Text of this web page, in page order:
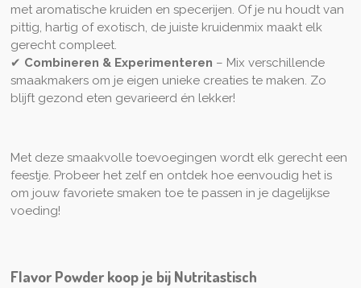
met aromatische kruiden en specerijen. Of je nu houdt van
pittig, hartig of exotisch, de juiste kruidenmix maakt elk
gerecht compleet.
✔ Combineren & Experimenteren – Mix verschillende
smaakmakers om je eigen unieke creaties te maken. Zo
blijft gezond eten gevarieerd én lekker!
Met deze smaakvolle toevoegingen wordt elk gerecht een
feestje. Probeer het zelf en ontdek hoe eenvoudig het is
om jouw favoriete smaken toe te passen in je dagelijkse
voeding!
Flavor Powder koop je bij Nutritastisch